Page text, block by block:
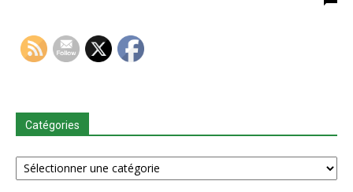
Catégories
Catégories